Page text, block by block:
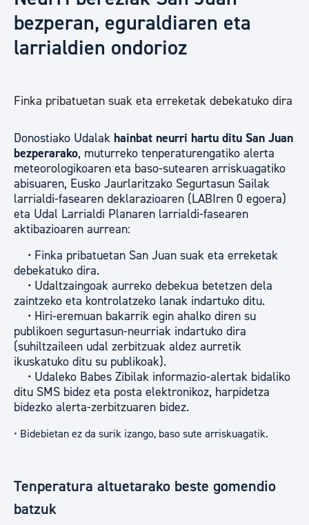
bezperan, eguraldiaren eta
larrialdien ondorioz
Finka pribatuetan suak eta erreketak debekatuko dira
Donostiako Udalak hainbat neurri hartu ditu San Juan
bezperarako, muturreko tenperaturengatiko alerta
meteorologikoaren eta baso-sutearen arriskuagatiko
abisuaren, Eusko Jaurlaritzako Segurtasun Sailak
larrialdi-fasearen deklarazioaren (LABIren 0 egoera)
eta Udal Larrialdi Planaren larrialdi-fasearen
aktibazioaren aurrean:
• Finka pribatuetan San Juan suak eta erreketak
debekatuko dira.
• Udaltzaingoak aurreko debekua betetzen dela
zaintzeko eta kontrolatzeko lanak indartuko ditu.
• Hiri-eremuan bakarrik egin ahalko diren su
publikoen segurtasun-neurriak indartuko dira
(suhiltzaileen udal zerbitzuak aldez aurretik
ikuskatuko ditu su publikoak).
• Udaleko Babes Zibilak informazio-alertak bidaliko
ditu SMS bidez eta posta elektronikoz, harpidetza
bidezko alerta-zerbitzuaren bidez.
• Bidebietan ez da surik izango, baso sute arriskuagatik.
Tenperatura altuetarako beste gomendio
batzuk